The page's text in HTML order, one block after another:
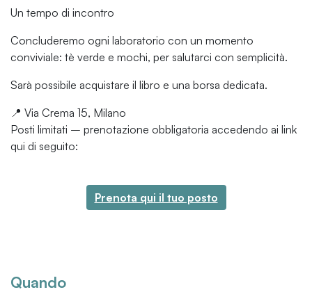
Un tempo di incontro
Concluderemo ogni laboratorio con un momento
conviviale: tè verde e mochi, per salutarci con semplicità.
Sarà possibile acquistare il libro e una borsa dedicata.
📍 Via Crema 15, Milano
Posti limitati – prenotazione obbligatoria accedendo ai link
qui di seguito:
Prenota qui il tuo posto
Quando